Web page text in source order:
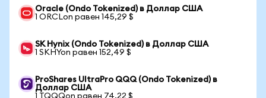
Oracle (Ondo Tokenized) в Доллар США
1 ORCLon равен 145,29 $
SK Hynix (Ondo Tokenized) в Доллар США
1 SKHYon равен 152,49 $
ProShares UltraPro QQQ (Ondo Tokenized) в
Доллар США
1 TQQQon равен 74,22 $